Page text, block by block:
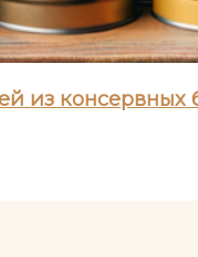
из консервных